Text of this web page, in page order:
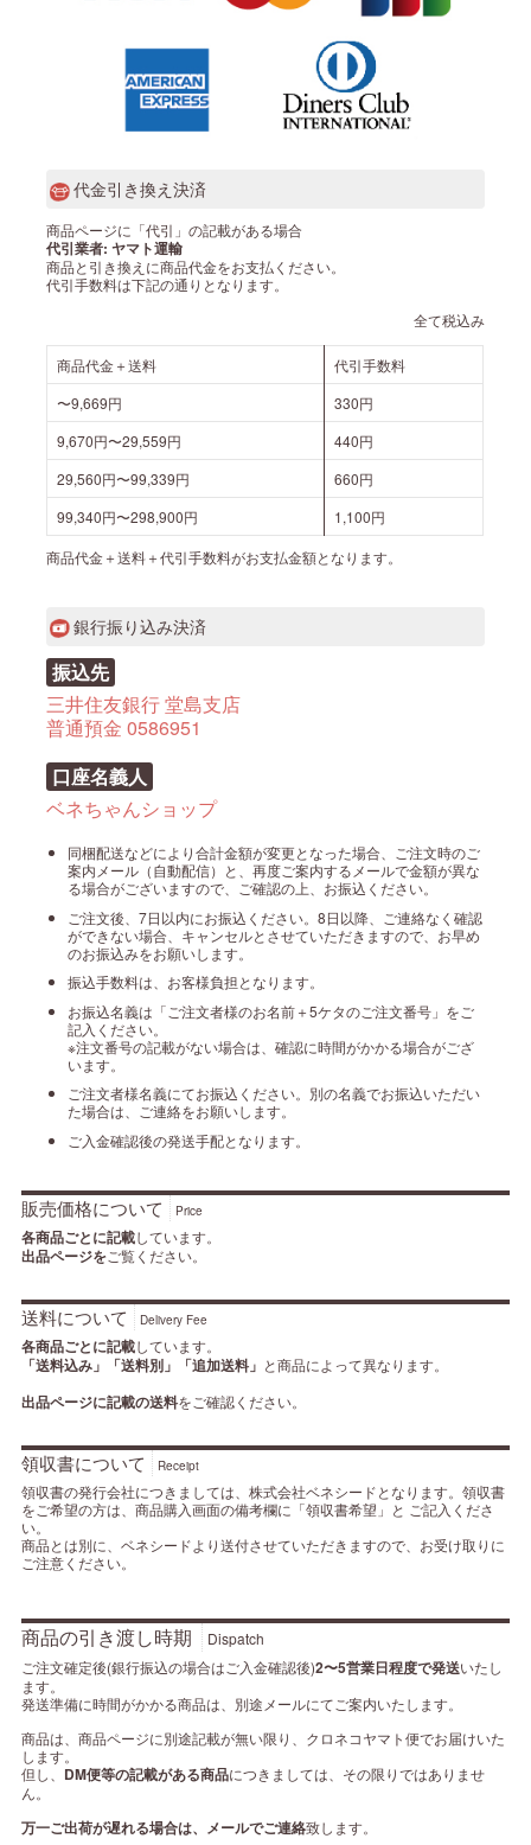
代金引き換え決済
商品ページに「代引」の記載がある場合
代引業者: ヤマト運輸
商品と引き換えに商品代金をお支払ください。
代引手数料は下記の通りとなります。
全て税込み
商品代金＋送料
代引手数料
〜9,669円
330円
9,670円〜29,559円
440円
29,560円〜99,339円
660円
99,340円〜298,900円
1,100円
商品代金＋送料＋代引手数料がお支払金額となります。
銀行振り込み決済
振込先
三井住友銀行 堂島支店
普通預金 0586951
口座名義人
ベネちゃんショップ
同梱配送などにより合計金額が変更となった場合、ご注文時のご
案内メール（自動配信）と、再度ご案内するメールで金額が異な
る場合がございますので、ご確認の上、お振込ください。
ご注文後、7日以内にお振込ください。8日以降、ご連絡なく確認
ができない場合、キャンセルとさせていただきますので、お早め
のお振込みをお願いします。
振込手数料は、お客様負担となります。
お振込名義は「ご注文者様のお名前＋5ケタのご注文番号」をご
記入ください。
※注文番号の記載がない場合は、確認に時間がかかる場合がござ
います。
ご注文者様名義にてお振込ください。別の名義でお振込いただい
た場合は、ご連絡をお願いします。
ご入金確認後の発送手配となります。
販売価格について Price
各商品ごとに記載しています。
出品ページをご覧ください。
送料について Delivery Fee
各商品ごとに記載しています。
「送料込み」「送料別」「追加送料」 と商品によって異なります。
出品ページに記載の送料をご確認ください。
領収書について Receipt
領収書の発行会社につきましては、株式会社ベネシードとなります。領収書
をご希望の方は、商品購入画面の備考欄に「領収書希望」と ご記入くださ
い。
商品とは別に、ベネシードより送付させていただきますので、お受け取りに
ご注意ください。
商品の引き渡し時期
Dispatch
ご注文確定後(銀行振込の場合はご入金確認後)2〜5営業日程度で発送いたし
ます。
発送準備に時間がかかる商品は、別途メールにてご案内いたします。
商品は、商品ページに別途記載が無い限り、クロネコヤマト便でお届けいた
します。
但し、 DM便等の記載がある商品につきましては、その限りではありませ
ん。
万一ご出荷が遅れる場合は、メールでご連絡致します。